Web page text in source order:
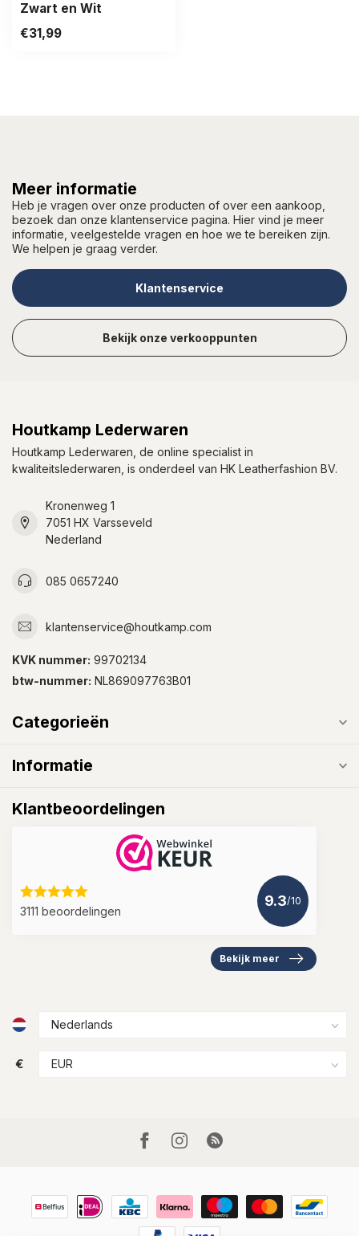
Zwart en Wit
€31,99
Meer informatie
Heb je vragen over onze producten of over een aankoop,
bezoek dan onze klantenservice pagina. Hier vind je meer
informatie, veelgestelde vragen en hoe we te bereiken zijn.
We helpen je graag verder.
Klantenservice
Bekijk onze verkooppunten
Houtkamp Lederwaren
Houtkamp Lederwaren, de online specialist in
kwaliteitslederwaren, is onderdeel van HK Leatherfashion BV.
Kronenweg 1
7051 HX Varsseveld
Nederland
085 0657240
klantenservice@houtkamp.com
KVK nummer: 99702134
btw-nummer: NL869097763B01
Categorieën
Informatie
Klantbeoordelingen
3111 beoordelingen
9.3/10
Bekijk meer
€